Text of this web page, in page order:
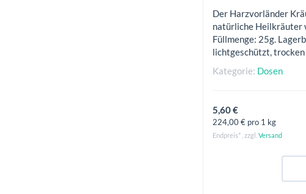
Der Harzvorländer
natürliche Heilkräuter
Füllmenge: 25g.
lichtgeschützt,
Kategorie: Dosen
5,60 €
224,00 € pro 1 kg
Endpreis* , zzgl. Versand